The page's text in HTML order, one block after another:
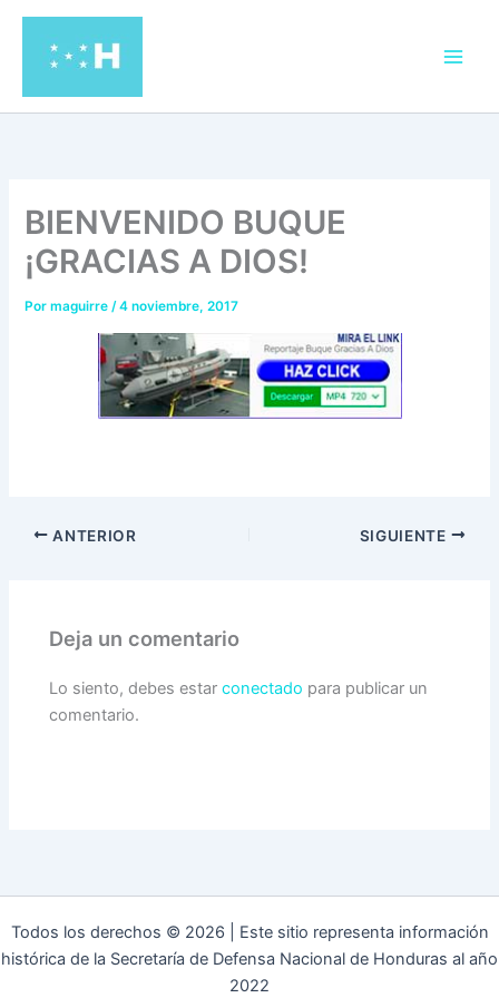
contenido
BIENVENIDO BUQUE
¡GRACIAS A DIOS!
Pormaguirre/4 noviembre, 2017
ANTERIOR SIGUIENTE
Deja un comentario
Lo siento, debes estarconectado para publicar un
comentario.
Todos los derechos © 2026 | Este sitio representa información
histórica de la Secretaría de Defensa Nacional de Honduras al año
2022